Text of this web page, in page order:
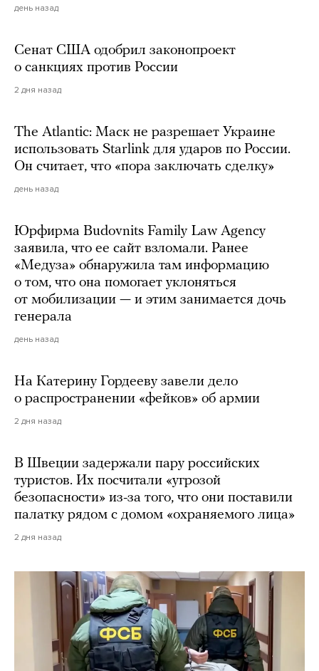
день назад
Сенат США одобрил законопроект
о санкциях против России
2 дня назад
The Atlantic: Маск не разрешает Украине
использовать Starlink для ударов по России.
Он считает, что «пора заключать сделку»
день назад
Юрфирма Budovnits Family Law Agency
заявила, что ее сайт взломали. Ранее
«Медуза» обнаружила там информацию
о том, что она помогает уклоняться
от мобилизации — и этим занимается дочь
генерала
день назад
На Катерину Гордееву завели дело
о распространении «фейков» об армии
2 дня назад
В Швеции задержали пару российских
туристов. Их посчитали «угрозой
безопасности» из-за того, что они поставили
палатку рядом с домом «охраняемого лица»
2 дня назад